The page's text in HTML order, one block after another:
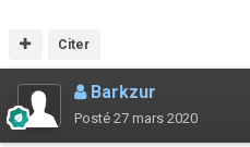
Citer
Barkzur
Posté 27 mars 2020